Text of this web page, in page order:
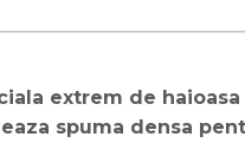
extrem de
spuma densa